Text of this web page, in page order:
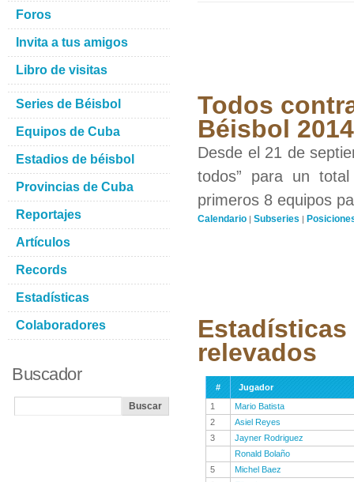
Todos
Béisbol
Desde el 21 de
todos” para un
primeros 8 equipos
Calendario | Subseries |
relevados
#
Jugador
1
Mario Batista
2
Asiel Reyes
3
Jayner Rodriguez
Ronald Bolaño
5
Michel Baez
Foros
Invita a tus amigos
Libro de visitas
Series de Béisbol
Equipos de Cuba
Estadios de béisbol
Provincias de Cuba
Reportajes
Artículos
Records
Estadísticas
Colaboradores
Buscador